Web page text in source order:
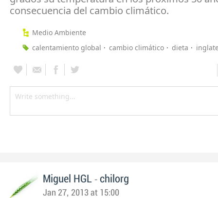
consecuencia del cambio climático.
Medio Ambiente
calentamiento global
cambio climático dieta
Miguel HGL - chilorg
Jan 27, 2013 at 15:00